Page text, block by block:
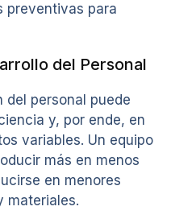
preventivas para
del Personal
personal puede
y, por ende, en
variables. Un equipo
más en menos
en menores
materiales.